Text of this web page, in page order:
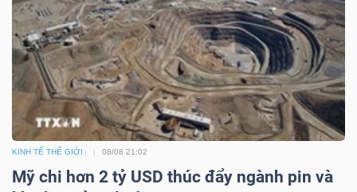
KINH TẾ THẾ GIỚI 08/08 21:02
Mỹ chi hơn 2 tỷ USD thúc đẩy ngành pin và
Báo
cáo
phân
tích
(-)
Thuật
ngữ